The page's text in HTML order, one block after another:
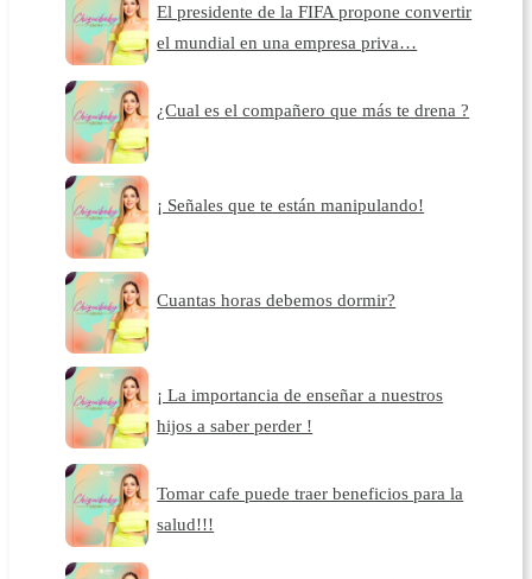
El presidente de la FIFA propone convertir
el mundial en una empresa priva…
¿Cual es el compañero que más te drena ?
¡ Señales que te están manipulando!
Cuantas horas debemos dormir?
¡ La importancia de enseñar a nuestros
hijos a saber perder !
Tomar cafe puede traer beneficios para la
salud!!!